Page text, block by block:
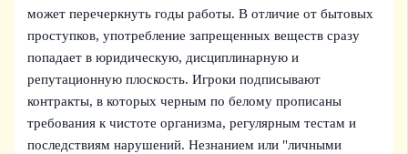
может перечеркнуть годы работы. В отличие от бытовых
проступков, употребление запрещенных веществ сразу
попадает в юридическую, дисциплинарную и
репутационную плоскость. Игроки подписывают
контракты, в которых черным по белому прописаны
требования к чистоте организма, регулярным тестам и
последствиям нарушений. Незнанием или "личными